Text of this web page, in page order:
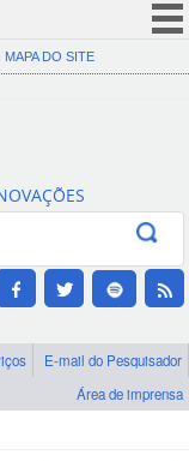
(COVID-19)
Canais
MAPA DO SITE
E-mail do Pesquisador
Área de imprensa